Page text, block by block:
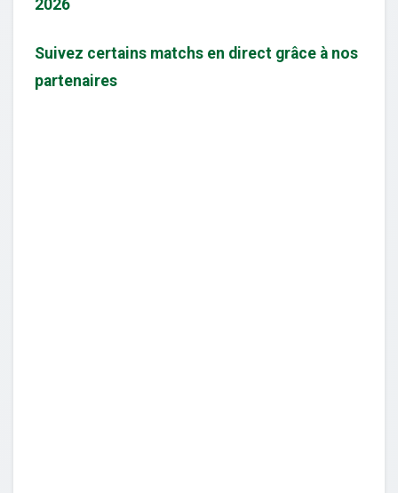
2026
Suivez certains matchs en direct grâce à nos
partenaires